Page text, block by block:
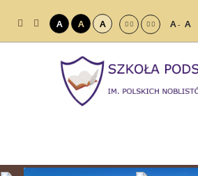
A A A A- A